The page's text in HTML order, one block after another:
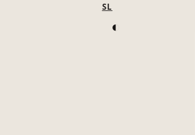
SL
◐